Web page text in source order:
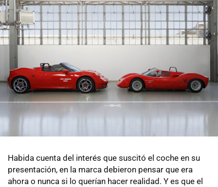
Habida cuenta del interés que suscitó el coche en su
presentación, en la marca debieron pensar que era
ahora o nunca si lo querían hacer realidad. Y es que el